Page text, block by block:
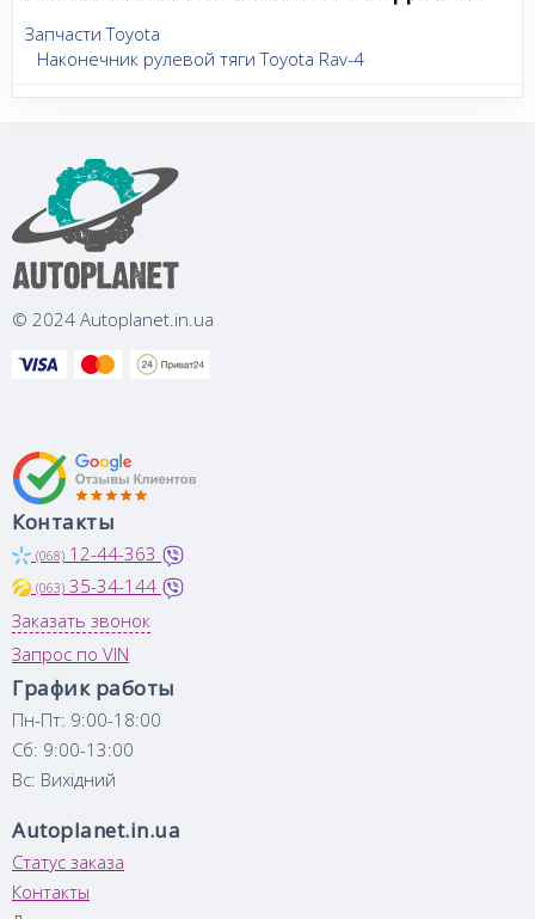
Запчасти Toyota
Наконечник рулевой тяги Toyota Rav-4
© 2024 Autoplanet.in.ua
Контакты
(068) 12-44-363
(063) 35-34-144
Заказать звонок
Запрос по VIN
График работы
Пн-Пт: 9:00-18:00
Сб: 9:00-13:00
Вс: Вихідний
Autoplanet.in.ua
Статус заказа
Контакты